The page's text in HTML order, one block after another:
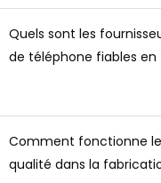
Quels sont les
de téléphone fiables en
Comment fonctionne
qualité dans la